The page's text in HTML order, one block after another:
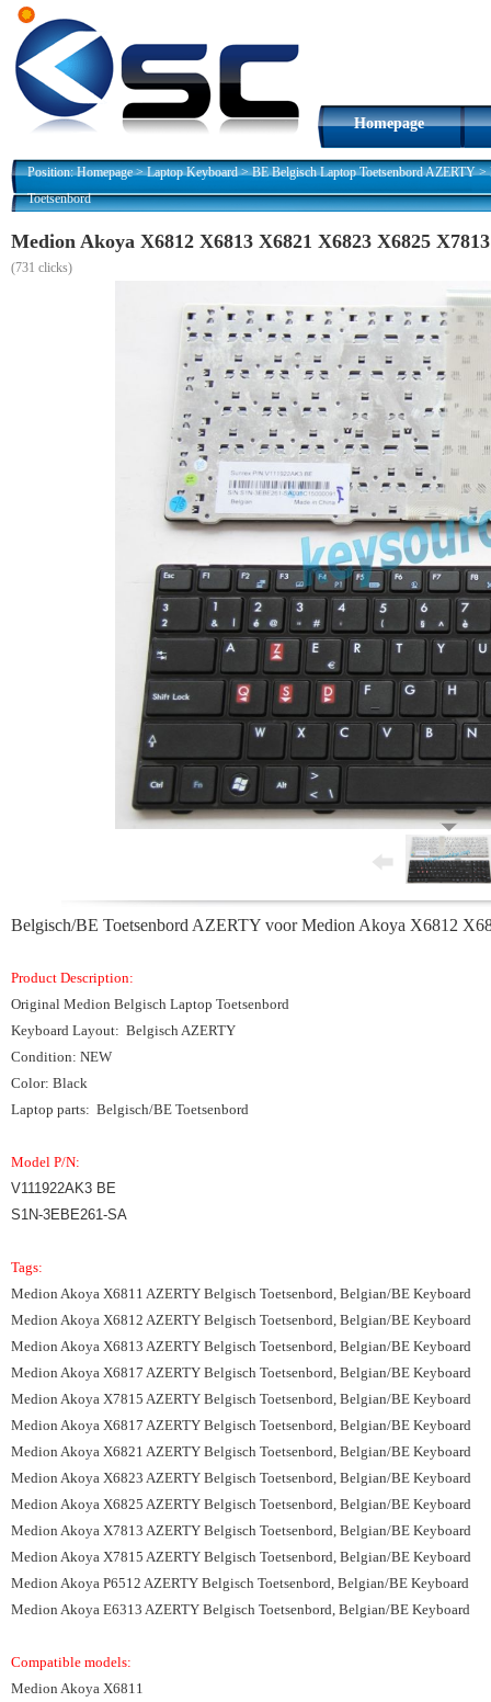
Homepage
Position:Homepage>Laptop Keyboard>BE Belgisch Laptop Toetsenbord AZERTY>
Toetsenbord
Medion Akoya X6812 X6813 X6821 X6823 X6825
(731 clicks)
Belgisch/BE Toetsenbord AZERTY voor Medion Akoya X6812
Product Description:
Original Medion Belgisch Laptop Toetsenbord
Keyboard Layout: Belgisch AZERTY
Condition: NEW
Color: Black
Laptop parts: Belgisch/BE Toetsenbord
Model P/N:
V111922AK3 BE
S1N-3EBE261-SA
Tags:
Medion Akoya X6811 AZERTY Belgisch Toetsenbord, Belgian/BE Keyboard
Medion Akoya X6812 AZERTY Belgisch Toetsenbord, Belgian/BE Keyboard
Medion Akoya X6813 AZERTY Belgisch Toetsenbord, Belgian/BE Keyboard
Medion Akoya X6817 AZERTY Belgisch Toetsenbord, Belgian/BE Keyboard
Medion Akoya X7815 AZERTY Belgisch Toetsenbord, Belgian/BE Keyboard
Medion Akoya X6817 AZERTY Belgisch Toetsenbord, Belgian/BE Keyboard
Medion Akoya X6821 AZERTY Belgisch Toetsenbord, Belgian/BE Keyboard
Medion Akoya X6823 AZERTY Belgisch Toetsenbord, Belgian/BE Keyboard
Medion Akoya X6825 AZERTY Belgisch Toetsenbord, Belgian/BE Keyboard
Medion Akoya X7813 AZERTY Belgisch Toetsenbord, Belgian/BE Keyboard
Medion Akoya X7815 AZERTY Belgisch Toetsenbord, Belgian/BE Keyboard
Medion Akoya P6512 AZERTY Belgisch Toetsenbord, Belgian/BE Keyboard
Medion Akoya E6313 AZERTY Belgisch Toetsenbord, Belgian/BE Keyboard
Compatible models:
Medion Akoya X6811